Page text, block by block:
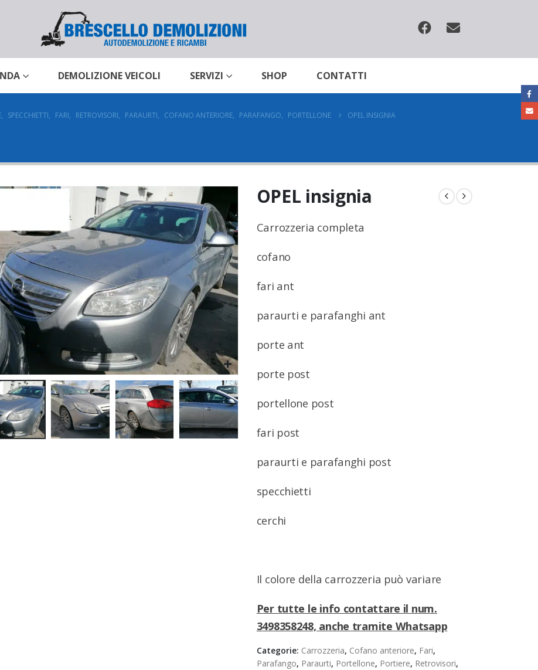
DEMOLIZIONE VEICOLI SERVIZI SHOP CONTATTI
, SPECCHIETTI, FARI, RETROVISORI, PARAURTI, COFANO ANTERIORE, PARAFANGO, PORTELLONE OPEL INSIGNIA
OPEL insignia
Carrozzeria completa
cofano
fari ant
paraurti e parafanghi ant
porte ant
porte post
portellone post
fari post
paraurti e parafanghi post
specchietti
cerchi
Il colore della carrozzeria può variare
Per tutte le info contattare il num.
3498358248, anche tramite Whatsapp
Categorie: Carrozzeria, Cofano anteriore, Fari,
Parafango, Paraurti, Portellone, Portiere, Retrovisori,